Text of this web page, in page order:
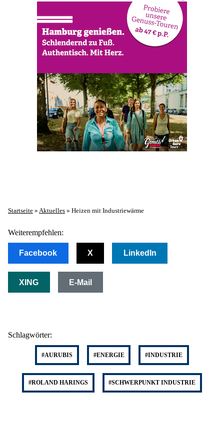
Startseite » Aktuelles » Heizen mit Industriewärme
Weiterempfehlen:
Facebook X LinkedIn
XING E-Mail
Schlagwörter:
#AURUBIS #ENERGIE #INDUSTRIE
#ROLAND HARINGS #SCHWERPUNKT INDUSTRIE